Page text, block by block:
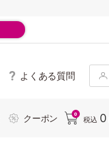
よくある質問
クーポン 0
税込 0